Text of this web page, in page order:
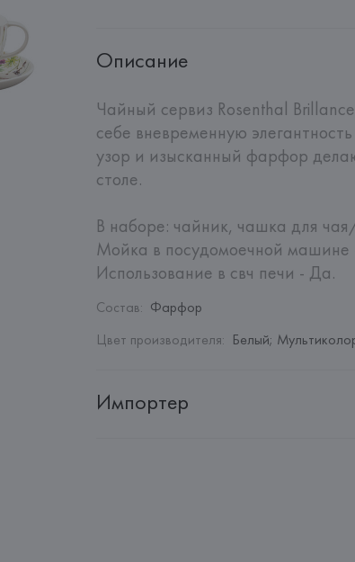
Описание
Чайный сервиз Rosenthal
себе вневременную
узор и изысканный фарфор
столе.
В наборе: чайник, чашка для
Мойка в посудомоечной машине
Использование в свч печи - Да.
Состав: Фарфор
Цвет производителя: Белый;
Импортер